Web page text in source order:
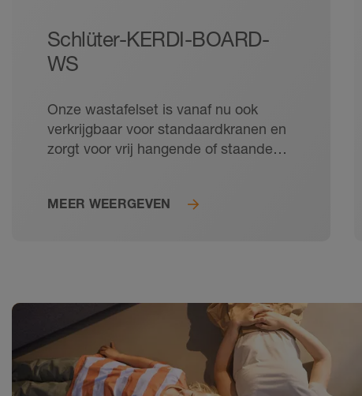
Schlüter-KERDI-BOARD-
WS
Onze wastafelset is vanaf nu ook
verkrijgbaar voor standaardkranen en
zorgt voor vrij hangende of staande
betegelbaar en voor barrièrevrije en
MEER WEERGEVEN